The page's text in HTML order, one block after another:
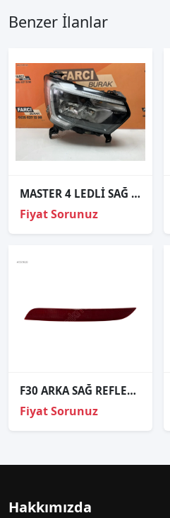
Benzer İlanlar
MASTER 4 LEDLİ SAĞ FAR ORJİNAL 260105567R
Fiyat Sorunuz
F30 ARKA SAĞ REFLEKTÖR ORJİNAL 14-16
Fiyat Sorunuz
Hakkımızda